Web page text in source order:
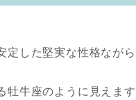
定した堅実な性格ながら
牡牛座のように見えます